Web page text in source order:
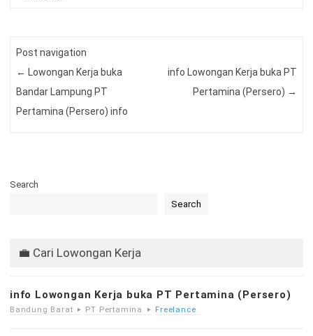
Post navigation
← Lowongan Kerja buka
Bandar Lampung PT
Pertamina (Persero) info
info Lowongan Kerja buka PT
Pertamina (Persero) →
Search
Search
💼 Cari Lowongan Kerja
info Lowongan Kerja buka PT Pertamina (Persero)
Bandung Barat PT Pertamina Freelance